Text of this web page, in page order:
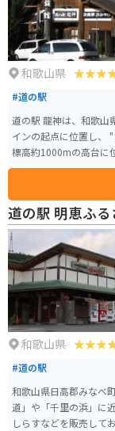
す。道の駅のショップ
ます。
和歌山県
#道の駅
道の駅 龍神は、和歌山
インの起点に位置し、
標高約1000mの高台に
スポットとして人気で
とができます。道の駅
併設されており、地元
などを味わうことができます。 バイクで訪れる場合、高
は、タイトなコーナー
り、ツーリングルート
置されているため、安
道の駅 明恵ふる
和歌山県
#道の駅
和歌山県日高郡みなべ
道」や「千里の浜」に近い道の駅です。 地元
しらすなどを販売して